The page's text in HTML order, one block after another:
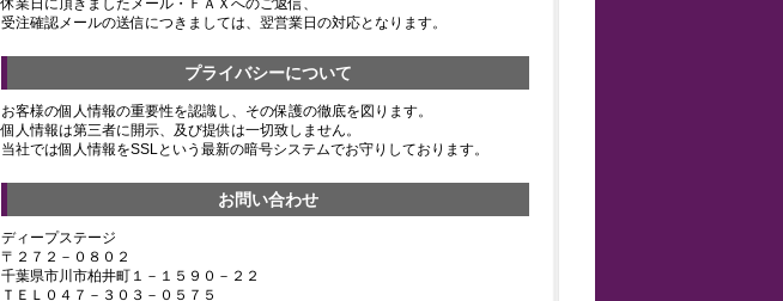
休業日に頂きましたメール・ＦＡＸへのご返信、
受注確認メールの送信につきましては、翌営業日の対応となります。
プライバシーについて
お客様の個人情報の重要性を認識し、その保護の徹底を図ります。
個人情報は第三者に開示、及び提供は一切致しません。
当社では個人情報をSSLという最新の暗号システムでお守りしております。
お問い合わせ
ディープステージ
〒２７２－０８０２
千葉県市川市柏井町１－１５９０－２２
ＴＥＬ０４７－３０３－０５７５